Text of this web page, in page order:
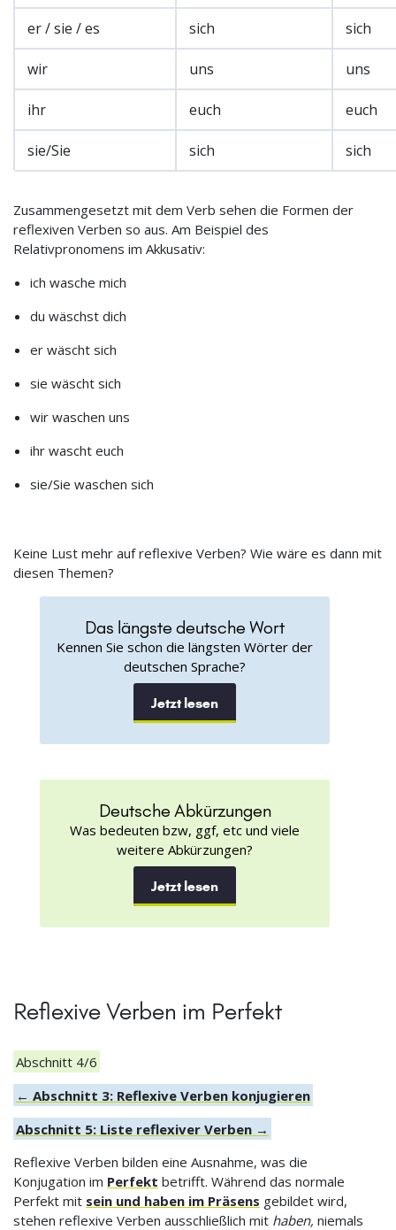
er / sie / es sich sich
wir uns uns
ihr euch euch
sie/Sie sich sich
Zusammengesetzt mit dem Verb sehen die Formen der
reflexiven Verben so aus. Am Beispiel des
Relativpronomens im Akkusativ:
ich wasche mich
du wäschst dich
er wäscht sich
sie wäscht sich
wir waschen uns
ihr wascht euch
sie/Sie waschen sich
Keine Lust mehr auf reflexive Verben? Wie wäre es dann mit
diesen Themen?
Das längste deutsche Wort
Kennen Sie schon die längsten Wörter der
deutschen Sprache?
Jetzt lesen
Deutsche Abkürzungen
Was bedeuten bzw, ggf, etc und viele
weitere Abkürzungen?
Jetzt lesen
Reflexive Verben im Perfekt
Abschnitt 4/6
← Abschnitt 3: Reflexive Verben konjugieren
Abschnitt 5: Liste reflexiver Verben →
Reflexive Verben bilden eine Ausnahme, was die
Konjugation im Perfekt betrifft. Während das normale
Perfekt mit sein und haben im Präsens gebildet wird,
stehen reflexive Verben ausschließlich mit haben, niemals